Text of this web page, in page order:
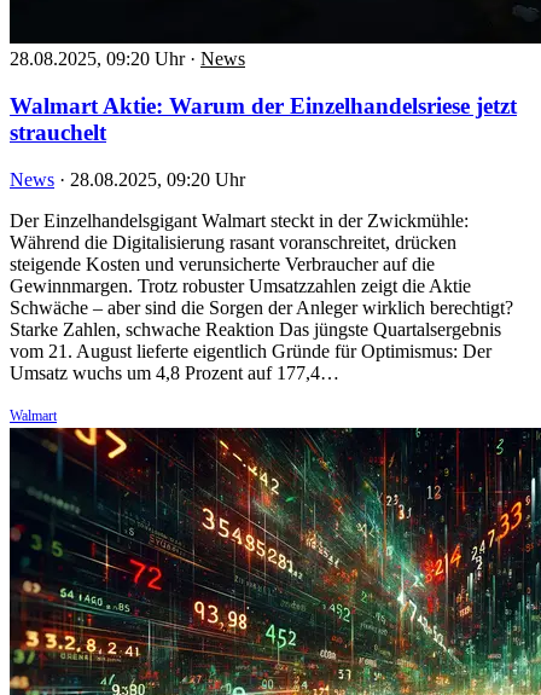
28.08.2025, 09:20 Uhr · News
Walmart Aktie: Warum der Einzelhandelsriese jetzt
strauchelt
News · 28.08.2025, 09:20 Uhr
Der Einzelhandelsgigant Walmart steckt in der Zwickmühle:
Während die Digitalisierung rasant voranschreitet, drücken
steigende Kosten und verunsicherte Verbraucher auf die
Gewinnmargen. Trotz robuster Umsatzzahlen zeigt die Aktie
Schwäche – aber sind die Sorgen der Anleger wirklich berechtigt?
Starke Zahlen, schwache Reaktion Das jüngste Quartalsergebnis
vom 21. August lieferte eigentlich Gründe für Optimismus: Der
Umsatz wuchs um 4,8 Prozent auf 177,4…
Walmart